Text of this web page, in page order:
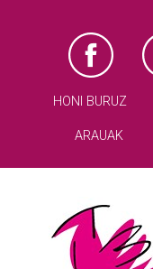
HONI BURUZ
ARAUAK